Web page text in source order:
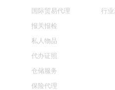
国际贸易代理
报关报检
私人物品
代办证照
仓储服务
保险代理
行